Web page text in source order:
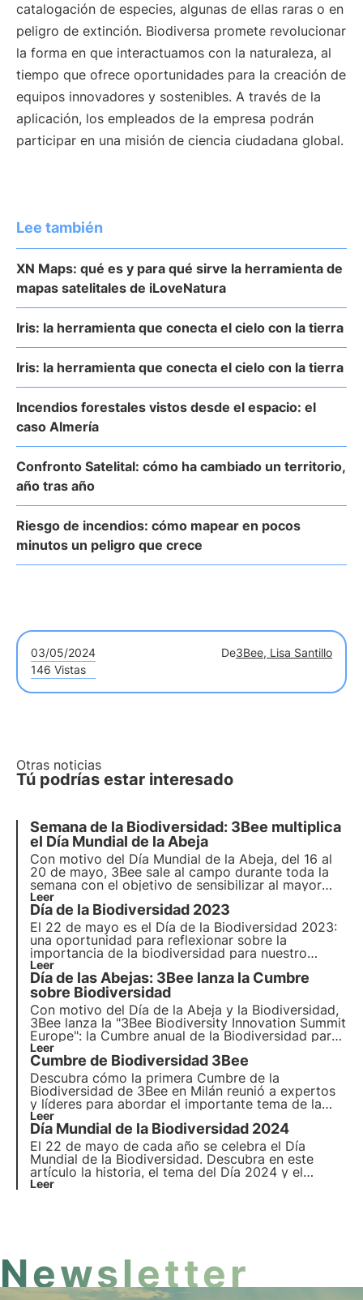
catalogación de especies, algunas de ellas raras o en
peligro de extinción. Biodiversa promete revolucionar
la forma en que interactuamos con la naturaleza, al
tiempo que ofrece oportunidades para la creación de
equipos innovadores y sostenibles. A través de la
aplicación, los empleados de la empresa podrán
participar en una misión de ciencia ciudadana global.
Lee también
XN Maps: qué es y para qué sirve la herramienta de
mapas satelitales de iLoveNatura
Iris: la herramienta que conecta el cielo con la tierra
Iris: la herramienta que conecta el cielo con la tierra
Incendios forestales vistos desde el espacio: el
caso Almería
Confronto Satelital: cómo ha cambiado un territorio,
año tras año
Riesgo de incendios: cómo mapear en pocos
minutos un peligro que crece
03/05/2024 De3Bee, Lisa Santillo
146 Vistas
Otras noticias
Tú podrías estar interesado
Semana de la Biodiversidad: 3Bee multiplica
el Día Mundial de la Abeja
Con motivo del Día Mundial de la Abeja, del 16 al
20 de mayo, 3Bee sale al campo durante toda la
semana con el objetivo de sensibilizar al mayor
número posible de personas sobre la importancia
de cuestiones fundamentales relacionadas con la
salvaguarda del planeta y el mantenimiento de la
biodiversidad.
Leer
Día de la Biodiversidad 2023
El 22 de mayo es el Día de la Biodiversidad 2023:
una oportunidad para reflexionar sobre la
importancia de la biodiversidad para nuestro
planeta. Celebre la variedad de la vida en la Tierra.
Lea nuestro artículo para saber más.
Leer
Día de las Abejas: 3Bee lanza la Cumbre
sobre Biodiversidad
Con motivo del Día de la Abeja y la Biodiversidad,
3Bee lanza la "3Bee Biodiversity Innovation Summit
Europe": la Cumbre anual de la Biodiversidad para
definir el enfoque de
la protección de la biodiversidad en las empresas
y la economía internacional.
Leer
Cumbre de Biodiversidad 3Bee
Descubra cómo la primera Cumbre de la
Biodiversidad de 3Bee en Milán reunió a expertos
y líderes para abordar el importante tema de la
biodiversidad
iniciativas clave que promueven la conservación
de la naturaleza y la implicación de empresas,
instituciones y público en general.
Leer
Día Mundial de la Biodiversidad 2024
El 22 de mayo de cada año se celebra el Día
Mundial de la Biodiversidad. Descubra en este
artículo la historia, el tema del Día 2024 y el
compromiso de 3Bee con el seguimiento, la
Leer
Newsletter